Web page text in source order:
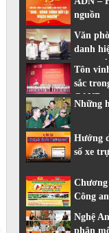
nguồn
Văn
danh
trang
Tôn
sắc
CAND
Những
Hướng
số xe
Công
Nghệ
phận